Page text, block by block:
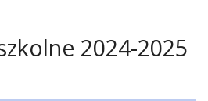
2024-2025